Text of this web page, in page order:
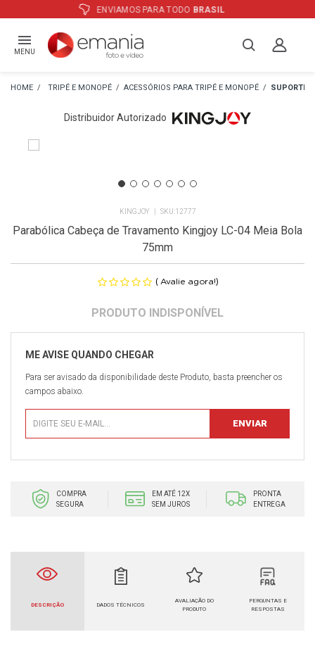
ATÉ12XE PREÇO ESPECIALNO BOLETO
MENU
TRIPÉ E MONOPÉ ACESSÓRIOS PARA TRIPÉ E MONOPÉ SUPORTES
Distribuidor Autorizado
KINGJOY 12777
Parabólica Cabeça de Travamento Kingjoy LC-04 Meia Bola
75mm
( Avalie agora!)
Para ser avisado da disponibilidade deste Produto, basta preencher os
campos abaixo.
COMPRA
SEGURA
EM ATÉ 12X
SEM JUROS
PRONTA
ENTREGA
DESCRIÇÃO DADOS TÉCNICOS
AVALIAÇÃO DO
PRODUTO
PERGUNTAS E
RESPOSTAS